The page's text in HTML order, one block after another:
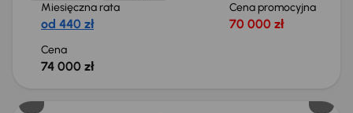
Miesięczna rata
od 440 zł
Cena promocyjna
70 000 zł
Cena
74 000 zł